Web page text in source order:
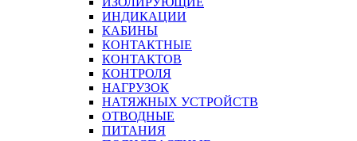
ИНДИКАЦИИ
КАБИНЫ
КОНТАКТНЫЕ
КОНТАКТОВ
КОНТРОЛЯ
НАГРУЗОК
НАТЯЖНЫХ УСТРОЙСТВ
ОТВОДНЫЕ
ПИТАНИЯ